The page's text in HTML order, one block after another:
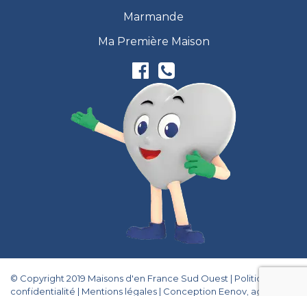
Marmande
Ma Première Maison
© Copyright 2019 Maisons d'en France Sud Ouest | Politique de
confidentialité | Mentions légales | Conception Eenov, agence